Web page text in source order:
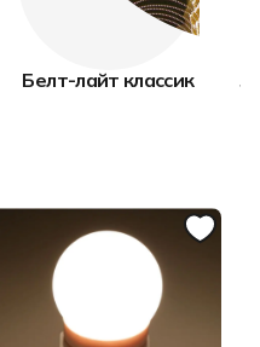
Белт-лайт классик